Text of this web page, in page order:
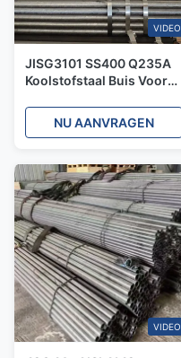
VIDEO
JISG3101 SS400 Q235A
Koolstofstaal Buis Voor
Naadloos Gelast
NU AANVRAGEN
VIDEO